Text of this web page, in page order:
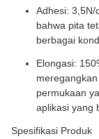
Adhesi: 3,5N/
bahwa pita
berbagai
Elongasi:
permukaan
aplikasi yang
Spesifikasi Produk